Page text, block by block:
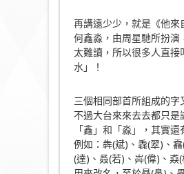
再講遠少少，就是《他來
何鑫淼，由周星馳所扮演
太難讀，所以很多人直接
水」！
三個相同部首所組成的字
不過大台來來去去都只是
「鑫」和「淼」，其實還
例如：犇(斌)、毳(翠)、
(達)、叒(若)、芔(偉)、猋